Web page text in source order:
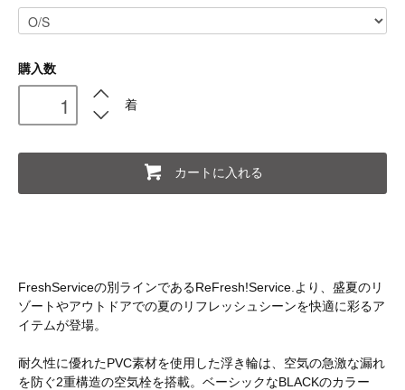
購入数
着
カートに入れる
FreshServiceの別ラインであるReFresh!Service.より、盛夏のリ
ゾートやアウトドアでの夏のリフレッシュシーンを快適に彩るア
イテムが登場。
耐久性に優れたPVC素材を使用した浮き輪は、空気の急激な漏れ
を防ぐ2重構造の空気栓を搭載。ベーシックなBLACKのカラー